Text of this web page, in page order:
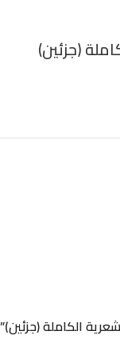
(جزئين)
الكاملة (جزئين)”